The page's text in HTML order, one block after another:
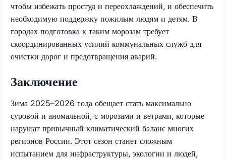
чтобы избежать простуд и переохлаждений, и обеспечить
необходимую поддержку пожилым людям и детям. В
городах подготовка к таким морозам требует
скоординированных усилий коммунальных служб для
очистки дорог и предотвращения аварий.
Заключение
Зима 2025–2026 года обещает стать максимально
суровой и аномальной, с морозами и ветрами, которые
нарушат привычный климатический баланс многих
регионов России. Этот сезон станет сложным
испытанием для инфраструктуры, экологии и людей,